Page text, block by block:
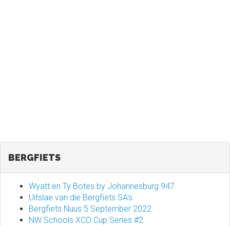
BERGFIETS
Wyatt en Ty Botes by Johannesburg 947
Uitslae van die Bergfiets SA's.
Bergfiets Nuus 5 September 2022
NW Schools XCO Cup Series #2